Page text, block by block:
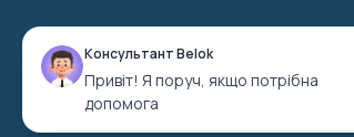
Консультант Belok
Привіт! Я поруч, якщо потрібна
допомога